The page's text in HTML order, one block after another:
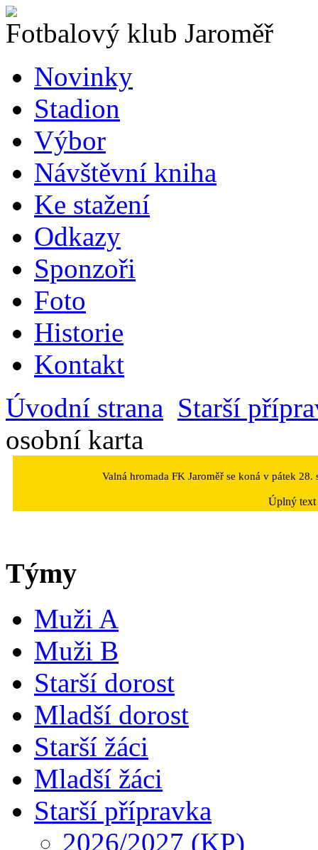
Fotbalový klub Jaroměř
Novinky
Stadion
Výbor
Návštěvní kniha
Ke stažení
Odkazy
Sponzoři
Foto
Historie
Kontakt
Úvodní strana Starší
osobní karta
Valná hromada FK Jaroměř se koná v pátek
Úplný
Týmy
Muži A
Muži B
Starší dorost
Mladší dorost
Starší žáci
Mladší žáci
Starší přípravka
2026/2027 (KP)